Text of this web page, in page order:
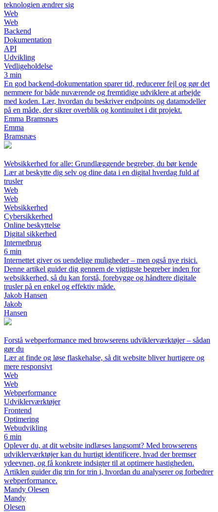
teknologien ændrer sig
Web
Web
Backend
Dokumentation
API
Udvikling
Vedligeholdelse
3 min
En god backend-dokumentation sparer tid, reducerer fejl og gør det
nemmere for både nuværende og fremtidige udviklere at arbejde
med koden. Lær, hvordan du beskriver endpoints og datamodeller
på en måde, der sikrer overblik og kontinuitet i dit projekt.
Emma Bramsnæs
Emma
Bramsnæs
Websikkerhed for alle: Grundlæggende begreber, du bør kende
Lær at beskytte dig selv og dine data i en digital hverdag fuld af
trusler
Web
Web
Websikkerhed
Cybersikkerhed
Online beskyttelse
Digital sikkerhed
Internetbrug
6 min
Internettet giver os uendelige muligheder – men også nye risici.
Denne artikel guider dig gennem de vigtigste begreber inden for
websikkerhed, så du kan forstå, forebygge og håndtere digitale
trusler på en enkel og effektiv måde.
Jakob Hansen
Jakob
Hansen
Forstå webperformance med browserens udviklerværktøjer – sådan
gør du
Lær at finde og løse flaskehalse, så dit website bliver hurtigere og
mere responsivt
Web
Web
Webperformance
Udviklerværktøjer
Frontend
Optimering
Webudvikling
6 min
Oplever du, at dit website indlæses langsomt? Med browserens
udviklerværktøjer kan du hurtigt identificere, hvad der bremser
ydeevnen, og få konkrete indsigter til at optimere hastigheden.
Artiklen guider dig trin for trin i, hvordan du analyserer og forbedrer
webperformance.
Mandy Olesen
Mandy
Olesen